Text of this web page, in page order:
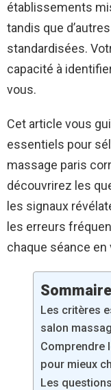
établissements
tandis que
standardisées.
capacité à
vous.
Cet article vous
essentiels pour
massage paris
découvrirez les
les signaux
les erreurs
chaque séance
Sommaire
Les critères
salon
Comprendre
pour mieux
Les